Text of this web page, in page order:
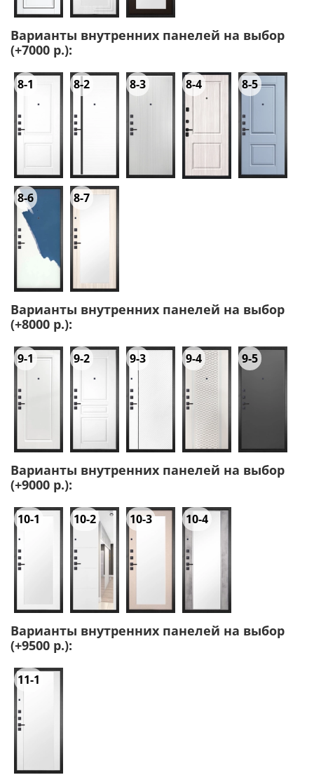
Варианты внутренних панелей на выбор
(+7000 р.):
8-1 8-2 8-3 8-4 8-5
8-6 8-7
Варианты внутренних панелей на выбор
(+8000 р.):
9-1 9-2 9-3 9-4 9-5
Варианты внутренних панелей на выбор
(+9000 р.):
10-1 10-2 10-3 10-4
Варианты внутренних панелей на выбор
(+9500 р.):
11-1